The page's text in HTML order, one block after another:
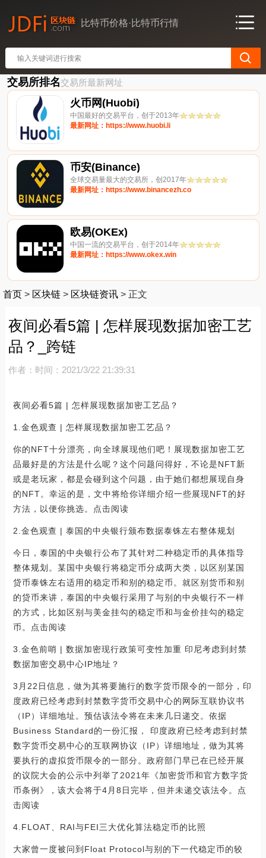
比特币价格·比特币行情
交易所排名交易所最新网址
火币网(Huobi)
中国最好的交易平台，创于2013年
最新网址：https://www.huobi.li
币安(Binance)
全球交易量最大的交易所，创2017年
最新网址：https://www.binancezh.co
欧易(OKEx)
中国一流的交易平台，创于2014年
最新网址：https://www.okex.win
首页 > 区块链 > 区块链资讯 > 正文
夜间必看5篇 | 怎样展现数据加密工艺
品？_跨链
作者： 时间：2021/3/22 21:39:31
夜间必看5篇 | 怎样展现数据加密工艺品？
1.金色观查 | 怎样展现数据加密工艺品？
你的NFT十分漂亮，向全球展现他们吧！展现数据加密工艺
品最好是的方法是什么呢？这个问题问得好，不论是NFT新
或是老玩家，都是会碰到这个问题，由于她们都想展现自身
的NFT。幸运的是，文中将给你详细介绍一些展现NFT的好
方法，以便你挑选。点击阅读
2.金色观查 | 泰国的中央银行颁布数据泰铢左右整体规划
今日，泰国的中央银行公布了其针对二种稳定币的具体指导
整体规划。某国中央银行将稳定币分成两大类，以区别某国
贷币泰铢左右适用的稳定币和别的稳定币。就区别货币和别
的贷币来讲，泰国的中央银行采用了与别的中央银行不一样
的方式，比如区别与美金挂勾的稳定币和与金价挂勾的稳定
币。点击阅读
3.金色前哨 | 数据加密现行政策可变性加重 印尼考虑到封禁
数据加密交易中心IP地址？
3月22日信息，做为其将要施行的数字货币限令的一部分，印
度政府已经考虑到封禁数字货币交易中心的网际互联协议书
（IP）详细地址。预估该法令将在未来几日递交。依据
Business Standard的一份汇报， 印度政府已经考虑到封禁
数字货币交易中心的互联网协议（IP）详细地址，做为其将
要执行的虚拟货币限令的一部分。政府部门早已在已经开展
的议院大会的公示中列举了2021年《加密货币和官方数字货
币条例》，该大会将于4月8日完毕，但并未递交该法令。点
击阅读
4.FLOAT、RAI与FEI三大优化算法稳定币的比照
大家曾一度被问到Float Protocol与别的下一代稳定币的较